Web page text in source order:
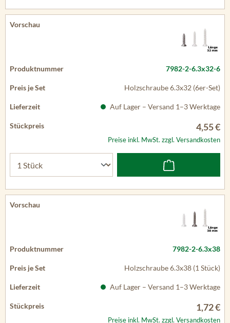
7982-2-6.3x32-6
Holzschraube 6.3x32 (6er-Set)
Auf Lager – Versand 1–3 Werktage
4,55 €
Preise inkl. MwSt. zzgl. Versandkosten
7982-2-6.3x38
Holzschraube 6.3x38 (1 Stück)
Auf Lager – Versand 1–3 Werktage
1,72 €
Preise inkl. MwSt. zzgl. Versandkosten